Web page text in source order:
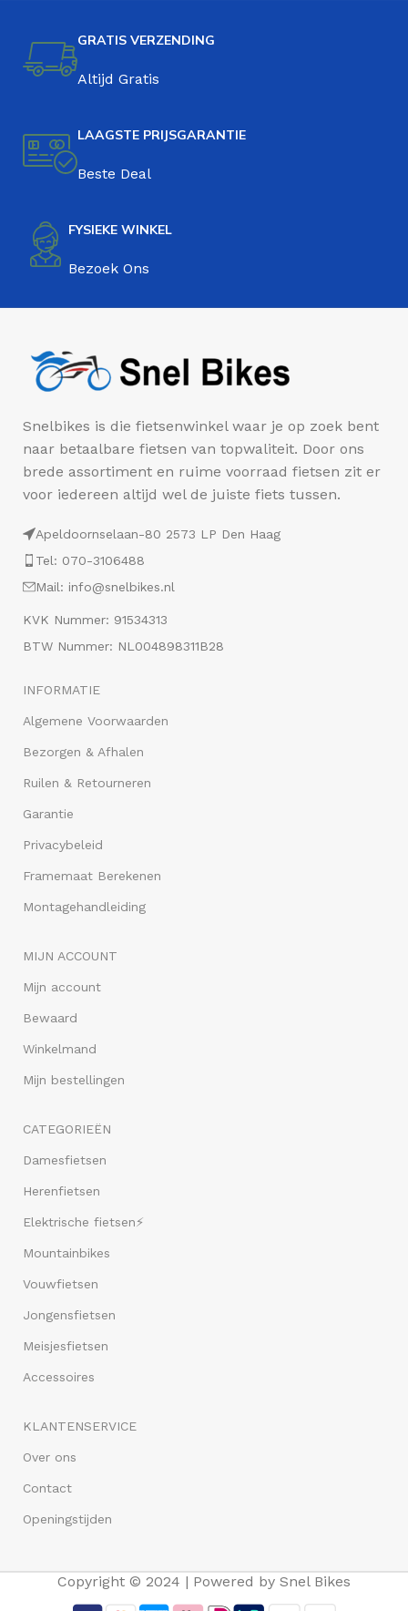
GRATIS VERZENDING
Altijd Gratis
LAAGSTE PRIJSGARANTIE
Beste Deal
FYSIEKE WINKEL
Bezoek Ons
Snelbikes is die fietsenwinkel waar je op zoek bent
naar betaalbare fietsen van topwaliteit. Door ons
brede assortiment en ruime voorraad fietsen zit er
voor iedereen altijd wel de juiste fiets tussen.
Apeldoornselaan-80 2573 LP Den Haag
Tel: 070-3106488
Mail: info@snelbikes.nl
KVK Nummer: 91534313
BTW Nummer: NL004898311B28
INFORMATIE
Algemene Voorwaarden
Bezorgen & Afhalen
Ruilen & Retourneren
Garantie
Privacybeleid
Framemaat Berekenen
Montagehandleiding
MIJN ACCOUNT
Mijn account
Bewaard
Winkelmand
Mijn bestellingen
CATEGORIEËN
Damesfietsen
Herenfietsen
Elektrische fietsen⚡
Mountainbikes
Vouwfietsen
Jongensfietsen
Meisjesfietsen
Accessoires
KLANTENSERVICE
Over ons
Contact
Openingstijden
Copyright © 2024 | Powered by Snel Bikes